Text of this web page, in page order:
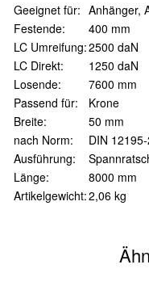
Geeignet für: Anhänger,
Festende:
400 mm
LC Umreifung:2500 daN
LC Direkt:
1250 daN
Losende:
7600 mm
Passend für:
Krone
Breite:
50 mm
nach Norm:
DIN
Ausführung:
Länge:
8000 mm
Artikelgewicht:2,06 kg